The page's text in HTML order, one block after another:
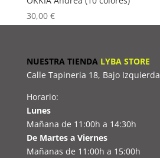
30,00 €
NUESTRA TIENDALYBA STORE
Calle Tapineria 18, Bajo Izquierda
Horario:
Lunes
Mañana de 11:00h a 14:30h
De Martes a Viernes
Mañanas de 11:00h a 15:00h